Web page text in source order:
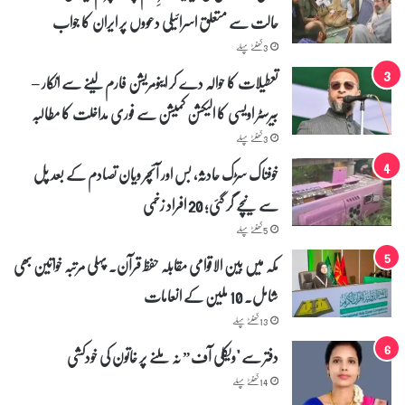
م
ع
ن
ی
د
ا
ر
د
حالت سے متعلق اسرائیلی دعووں پر ایران کا جواب
3 گھنٹے پہلے
تعطیلات کا حوالہ دے کر اینومریشن فارم لینے سے انکار –
بیرسٹر اویسی کا الیکشن کمیشن سے فوری مداخلت کا مطالبہ
3 گھنٹے پہلے
خوفناک سڑک حادثہ، بس اور آئچر ویان تصادم کے بعد پل
سے نیچے گر گئی؛ 20 افراد زخمی
5 گھنٹے پہلے
مکہ میں بین الاقوامی مقابلہ حفظ قرآن۔ پہلی مرتبہ خواتین بھی
شامل۔ 10 ملین کے انعامات
13 گھنٹے پہلے
دفتر سے "ویکلی آف” نہ ملنے پر خاتون کی خودکشی
14 گھنٹے پہلے